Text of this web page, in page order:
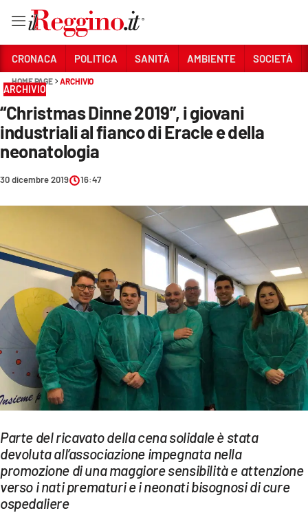
Sezioni
CRONACA
POLITICA
SANITÀ
AMBIENTE
CULTURA
ECONOMIA E LAVORO
EVENTI
SPORT
Streaming
LAC NETWORK
LAC ONAIR
CRONACA POLITICA SANITÀ AMBIENTE SOCIETÀ
HOME PAGE ARCHIVIO
ARCHIVIO
“Christmas Dinne 2019”, i giovani
industriali al fianco di Eracle e della
neonatologia
30 dicembre 2019 16:47
Parte del ricavato della cena solidale è stata
devoluta all’associazione impegnata nella
promozione di una maggiore sensibilità e attenzione
verso i nati prematuri e i neonati bisognosi di cure
ospedaliere